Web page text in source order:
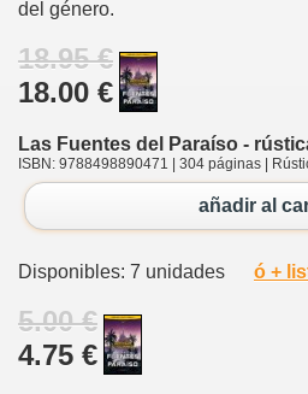
del género.
18.95 €
18.00 €
Las Fuentes del Paraíso -
ISBN: 9788498890471 | 304 páginas |
añadir al
Disponibles: 7 unidades ó +
5.00 €
4.75 €